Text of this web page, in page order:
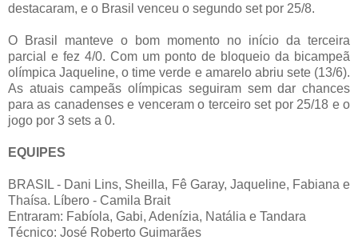
destacaram, e o Brasil venceu o segundo set por 25/8.
O Brasil manteve o bom momento no início da terceira
parcial e fez 4/0. Com um ponto de bloqueio da bicampeã
olímpica Jaqueline, o time verde e amarelo abriu sete (13/6).
As atuais campeãs olímpicas seguiram sem dar chances
para as canadenses e venceram o terceiro set por 25/18 e o
jogo por 3 sets a 0.
EQUIPES
BRASIL - Dani Lins, Sheilla, Fê Garay, Jaqueline, Fabiana e
Thaísa. Líbero - Camila Brait
Entraram: Fabíola, Gabi, Adenízia, Natália e Tandara
Técnico: José Roberto Guimarães